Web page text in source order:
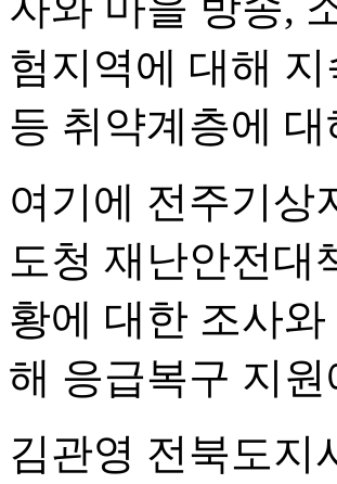
험지역에 대해
등 취약계층에
여기에 전주기상
도청 재난안전대
황에 대한 조사
해 응급복구 지
김관영 전북도지